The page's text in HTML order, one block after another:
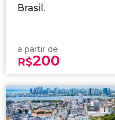
Brasil .
a partir de
R$200